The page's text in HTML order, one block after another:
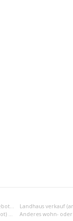
Bauernhaus, ferienhaus verkauf (angebot) Topoľčany Landhaus verkauf
Ehemaliges bauerngut verkauf (angebot) Topoľčany